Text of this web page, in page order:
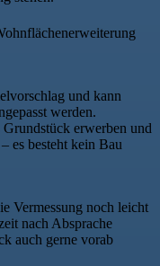
und kann
werden.
erwerben und
es besteht kein Bau
Vermessung noch leicht
nach Absprache
auch gerne vorab